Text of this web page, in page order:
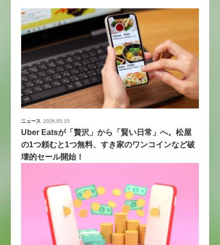
ニュース 2026.05.15
Uber Eatsが「贅沢」から「賢い日常」へ。松屋
の1つ頼むと1つ無料、すき家のワンコインなど破
壊的セール開始！